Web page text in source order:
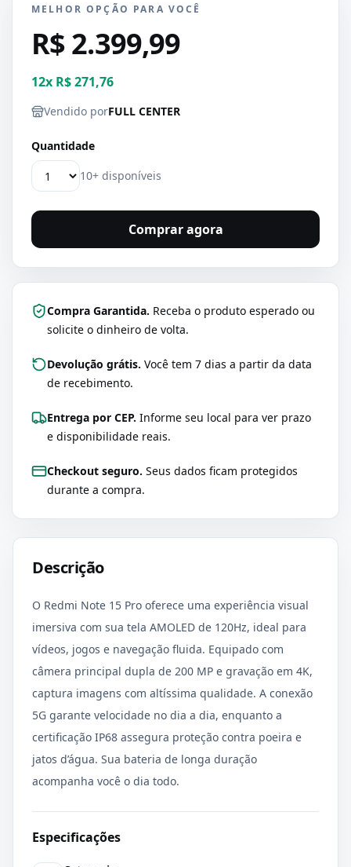
MELHOR OPÇÃO PARA VOCÊ
R$ 2.399,99
12x R$ 271,76
Vendido porFULL CENTER
Quantidade
10+ disponíveis
Comprar agora
Compra Garantida. Receba o produto esperado ou
solicite o dinheiro de volta.
Devolução grátis. Você tem 7 dias a partir da data
de recebimento.
Entrega por CEP. Informe seu local para ver prazo
e disponibilidade reais.
Checkout seguro. Seus dados ficam protegidos
durante a compra.
Descrição
O Redmi Note 15 Pro oferece uma experiência visual
imersiva com sua tela AMOLED de 120Hz, ideal para
vídeos, jogos e navegação fluida. Equipado com
câmera principal dupla de 200 MP e gravação em 4K,
captura imagens com altíssima qualidade. A conexão
5G garante velocidade no dia a dia, enquanto a
certificação IP68 assegura proteção contra poeira e
jatos d’água. Sua bateria de longa duração
acompanha você o dia todo.
Especificações